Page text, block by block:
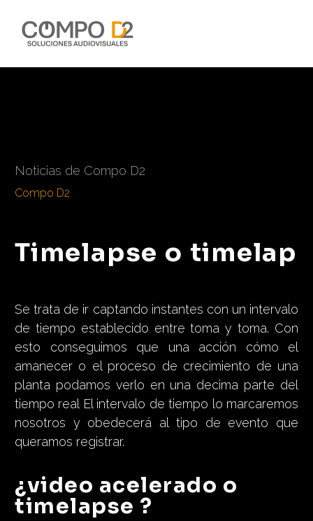
Compo D2
Timelapse o timelap
Se trata de ir captando instantes con un intervalo
de tiempo establecido entre toma y toma. Con
esto conseguimos que una acción cómo el
amanecer o el proceso de crecimiento de una
planta podamos verlo en una decima parte del
tiempo real El intervalo de tiempo lo marcaremos
nosotros y obedecerá al tipo de evento que
queramos registrar.
¿video acelerado o
timelapse ?